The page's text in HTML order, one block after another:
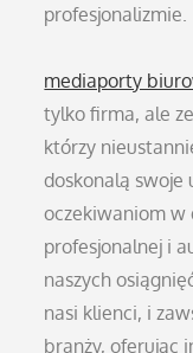
profesjonalizmie.
mediaporty
tylko firma, ale
którzy
doskonalą swoje
oczekiwaniom w
profesjonalnej i
naszych
nasi klienci, i
branży, oferując